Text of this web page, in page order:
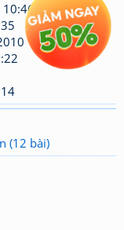
10:26
(12 bài)